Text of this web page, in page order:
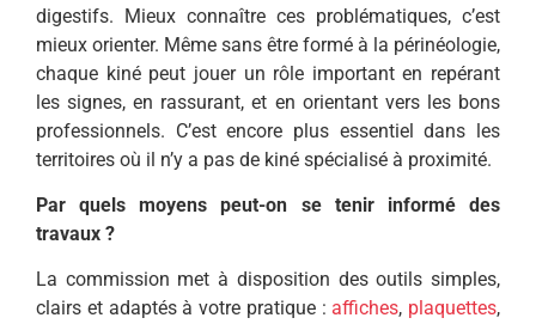
digestifs. Mieux connaître ces problématiques, c’est
mieux orienter. Même sans être formé à la périnéologie,
chaque kiné peut jouer un rôle important en repérant
les signes, en rassurant, et en orientant vers les bons
professionnels. C’est encore plus essentiel dans les
territoires où il n’y a pas de kiné spécialisé à proximité.
Par quels moyens peut-on se tenir informé des
travaux ?
La commission met à disposition des outils simples,
clairs et adaptés à votre pratique : affiches, plaquettes,